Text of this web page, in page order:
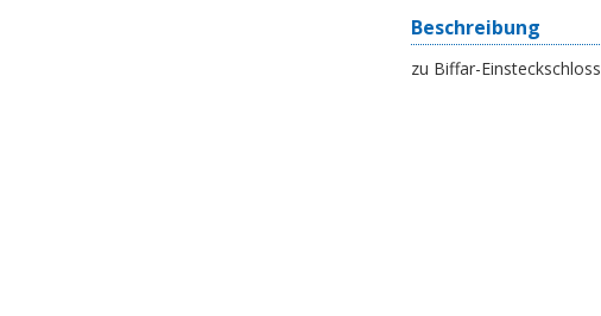
Beschreibung
zu Biffar-Einsteckschloss